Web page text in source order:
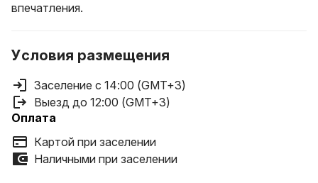
впечатления.
Условия размещения
Заселение с 14:00 (GMT+3)
Выезд до 12:00 (GMT+3)
Оплата
Картой при заселении
Наличными при заселении